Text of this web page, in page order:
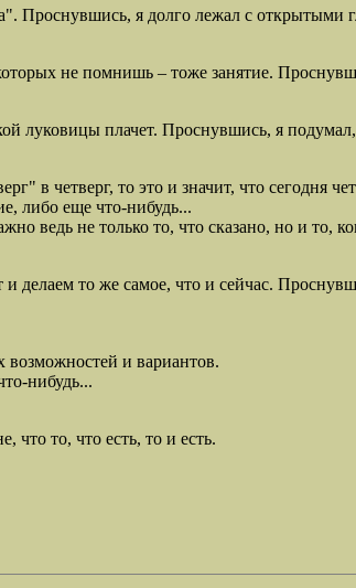
Проснувшись, я долго лежал с открытыми
не помнишь – тоже занятие.
луковицы плачет. Проснувшись, я
в четверг, то это и значит, что сегодня
либо еще что-нибудь...
ведь не только то, что сказано, но и то,
делаем то же самое, что и сейчас.
и вариантов.
нибудь...
что то, что есть, то и есть.